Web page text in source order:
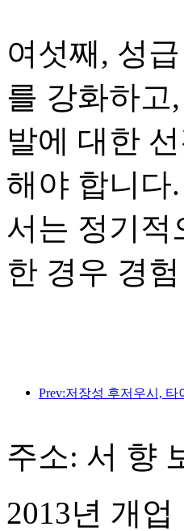
여섯째, 성
를 강화하고
발에 대한
해야 합니다
서는 정기적
한 경우 경
주소: 서 향
2013년 개업